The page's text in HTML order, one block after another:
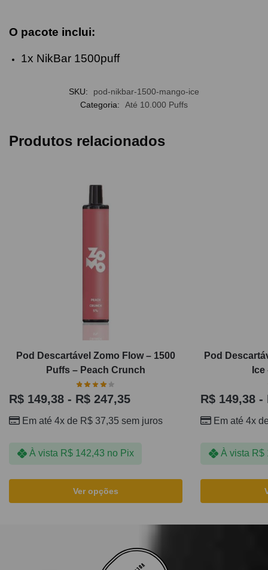
O pacote inclui:
1x NikBar 1500puff
SKU:
pod-nikbar-1500-mango-ice
Categoria:
Até 10.000 Puffs
Produtos relacionados
Pod Descartável Zomo Flow – 1500
Puffs – Peach Crunch
R$ 149,38 - R$ 247,35
Em até 4x de R$ 37,35 sem juros
À vista R$142,43 no Pix
Ver opções
Pod
R$ 149,38 -
Em até 4x
À vista R$